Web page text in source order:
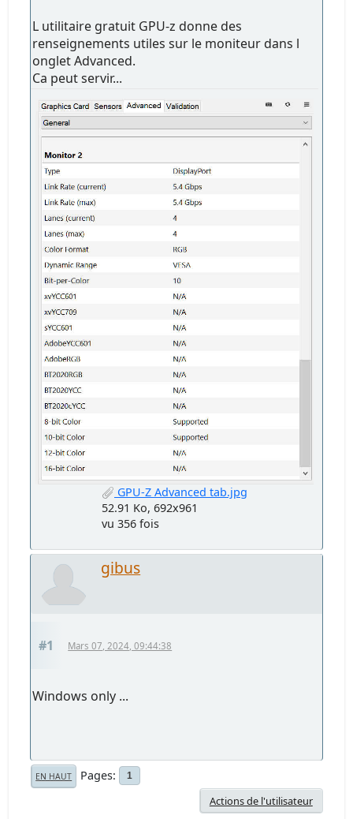
L utilitaire gratuit GPU-z donne des
renseignements utiles sur le moniteur dans l
onglet Advanced.
Ca peut servir...
GPU-Z Advanced tab.jpg
52.91 Ko, 692x961
vu 356 fois
gibus
#1 Mars 07, 2024, 09:44:38
Windows only ...
EN HAUT Pages 1
Actions de l'utilisateur